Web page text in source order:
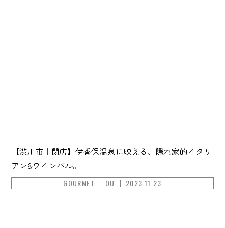
【渋川市｜閉店】伊香保温泉に映える、隠れ家的イタリ
アン&ワインバル。
GOURMET OU 2023.11.23